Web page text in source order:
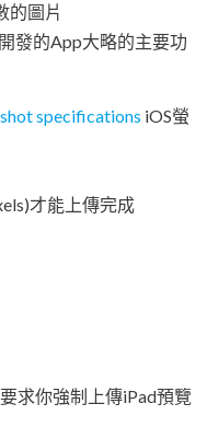
的圖片
發的App大略的主要功
specifications iOS螢
才能上傳完成
求你強制上傳iPad預覽